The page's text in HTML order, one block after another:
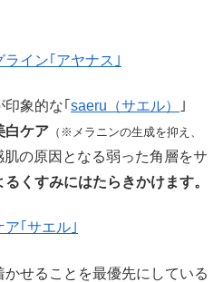
イン｢アヤナス｣
象的な｢ saeru（サエル）
｣
白ケア （※メラニンの生成を抑え、
肌の原因となる弱った角層をサ
くすみにはたらきかけます。
｢サエル｣
せることを最優先にしている